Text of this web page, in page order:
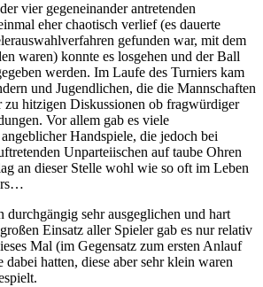
vier gegeneinander antretenden
eher chaotisch verlief (es dauerte
gefunden war, mit dem
waren) konnte es losgehen und der Ball
werden. Im Laufe des Turniers kam
und Jugendlichen, die die Mannschaften
zu hitzigen Diskussionen ob fragwürdiger
Vor allem gab es viele
Handspiele, die jedoch bei
Unparteiischen auf taube Ohren
an dieser Stelle wohl wie so oft im Leben
durchgängig sehr ausgeglichen und hart
Einsatz aller Spieler gab es nur relativ
Mal (im Gegensatz zum ersten Anlauf
hatten, diese aber sehr klein waren